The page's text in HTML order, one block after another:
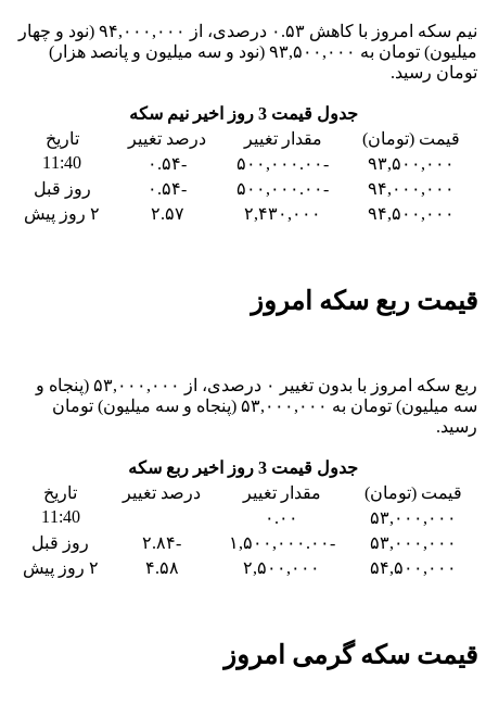
نیم سکه امروز با کاهش ۰.۵۳ درصدی، از ۹۴,۰۰۰,۰۰۰ (نود و چهار
میلیون) تومان به ۹۳,۵۰۰,۰۰۰ (نود و سه میلیون و پانصد هزار)
تومان رسید.
جدول قیمت 3 روز اخیر نیم سکه
قیمت (تومان)
مقدار تغییر درصد تغییر
تاریخ
۹۳,۵۰۰,۰۰۰
-۵۰۰,۰۰۰.۰۰ -۰.۵۴
11:40
۹۴,۰۰۰,۰۰۰
-۵۰۰,۰۰۰.۰۰ -۰.۵۴
روز قبل
۹۴,۵۰۰,۰۰۰
۲,۴۳۰,۰۰۰ ۲.۵۷ ۲ روز پیش
قیمت ربع سکه امروز
ربع سکه امروز با بدون تغییر ۰ درصدی، از ۵۳,۰۰۰,۰۰۰ (پنجاه و
سه میلیون) تومان به ۵۳,۰۰۰,۰۰۰ (پنجاه و سه میلیون) تومان
رسید.
جدول قیمت 3 روز اخیر ربع سکه
قیمت (تومان)
مقدار تغییر درصد تغییر
تاریخ
۵۳,۰۰۰,۰۰۰
۰.۰۰
11:40
۵۳,۰۰۰,۰۰۰
-۱,۵۰۰,۰۰۰.۰۰ -۲.۸۴
روز قبل
۵۴,۵۰۰,۰۰۰
۲,۵۰۰,۰۰۰ ۴.۵۸ ۲ روز پیش
قیمت سکه گرمی امروز